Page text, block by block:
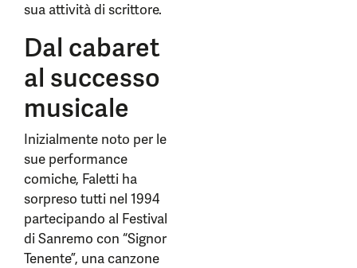
sua attività di scrittore.
Dal cabaret
al successo
musicale
Inizialmente noto per le
sue performance
comiche, Faletti ha
sorpreso tutti nel 1994
partecipando al Festival
di Sanremo con “Signor
Tenente”, una canzone